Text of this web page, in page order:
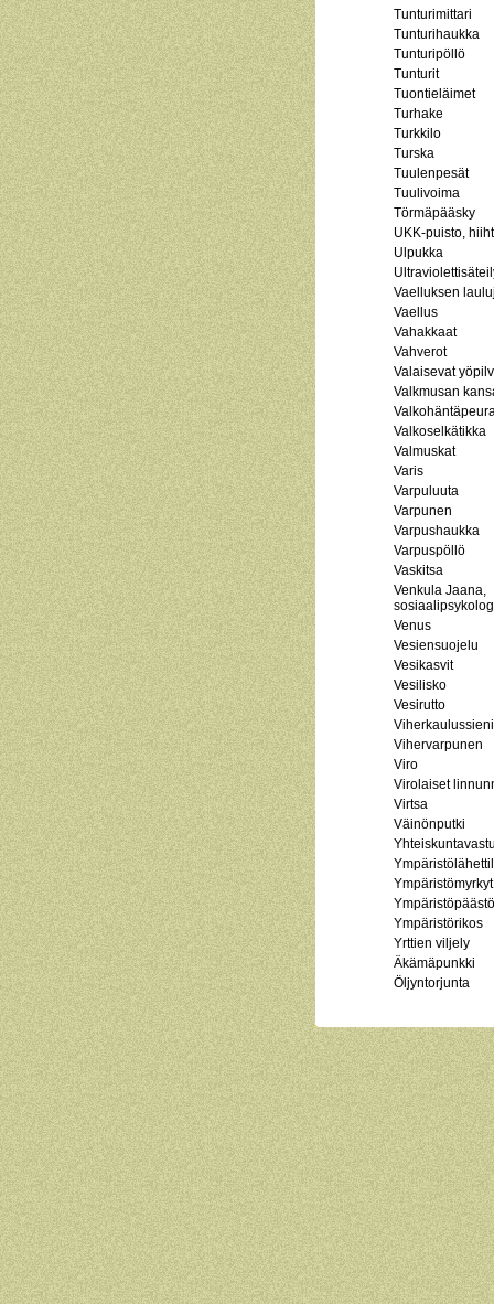
Tunturimittari
Tunturihaukka
Tunturipöllö
Tunturit
Tuontieläimet
Turhake
Turkkilo
Turska
Tuulenpesät
Tuulivoima
Törmäpääsky
UKK-puisto,
Ulpukka
Vaelluksen
Vaellus
Vahakkaat
Vahverot
Valaisevat
Valkmusan
Valkoselkätikka
Valmuskat
Varis
Varpuluuta
Varpunen
Varpushaukka
Varpuspöllö
Vaskitsa
Venkula Jaana,
Venus
Vesiensuojelu
Vesikasvit
Vesilisko
Vesirutto
Viherkaulussieni
Vihervarpunen
Viro
Virolaiset
Virtsa
Väinönputki
Ympäristömyrkyt
Ympäristörikos
Yrttien viljely
Äkämäpunkki
Öljyntorjunta